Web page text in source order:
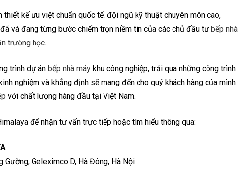
kế ưu việt chuẩn quốc tế, đội ngũ kỹ thuật chuyên môn cao,
đã và đang từng bước chiếm trọn niềm tin của các chủ đầu tư bếp nhà
trường học.
trình dự án bếp nhà máy khu công nghiệp, trải qua những công trình
nghiệm và khẳng định sẽ mang đến cho quý khách hàng của mình
với chất lượng hàng đầu tại Việt Nam.
để nhận tư vấn trực tiếp hoặc tìm hiểu thông qua:
Gường, Geleximco D, Hà Đông, Hà Nội